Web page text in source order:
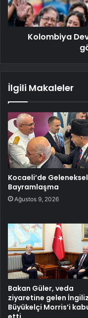
Kolombiya
İlgili Makaleler
Kocaeli’de Geleneksel
Bayramlaşma
Ağustos 9, 2026
Bakan Güler, veda
ziyaretine gelen İngiliz
Büyükelçi Morris’i